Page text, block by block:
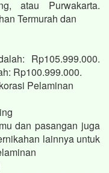
atau Purwakarta.
Termurah dan
Rp105.999.000.
Rp100.999.000.
Pelaminan
dan pasangan juga
lainnya untuk